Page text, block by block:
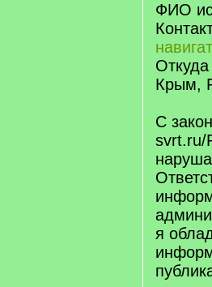
ФИО
Крым,
С
svrt.ru/
я